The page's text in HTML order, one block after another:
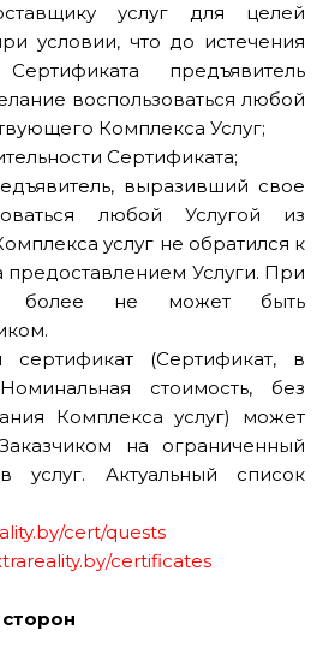
услуг для целей
условии, что до истечения
предъявитель
воспользоваться любой
Комплекса Услуг;
Сертификата;
выразивший свое
любой Услугой из
услуг не обратился к
предоставлением Услуги. При
более не может быть
сертификат (Сертификат, в
стоимость, без
Комплекса услуг) может
на ограниченный
услуг. Актуальный список
cert/quests
certificates
сторон